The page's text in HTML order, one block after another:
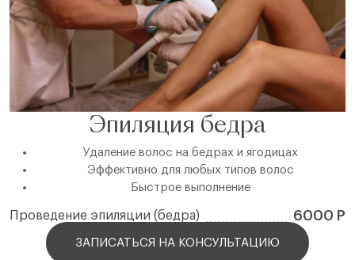
Эпиляция бедра
Удаление волос на бедрах и ягодицах
Эффективно для любых типов волос
Быстрое выполнение
Проведение эпиляции (бедра) 6000 Р
ЗАПИСАТЬСЯ НА КОНСУЛЬТАЦИЮ